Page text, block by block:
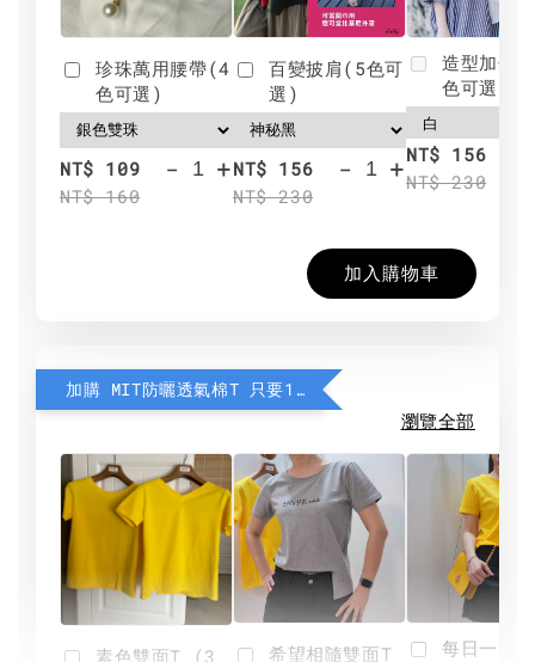
珍珠萬用腰帶(4
色可選)
NT$ 109
NT$ 160
- +
百變披肩(5色可
選)
NT$ 156
NT$ 230
- +
造型加分
色可選)
NT$ 156
NT$ 230
加入購物車
加購 MIT防曬透氣棉T 只要190元
瀏覽全部
素色雙面T (3
希望相隨雙面T 每日一笑